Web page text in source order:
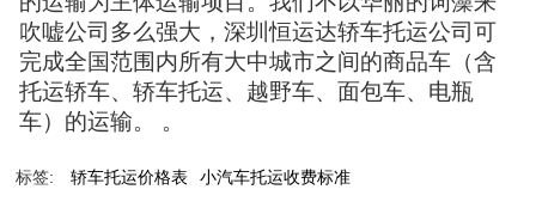
吹嘘公司多么强大，深圳恒运达轿车托运公司可
完成全国范围内所有大中城市之间的商品车（含
托运轿车、轿车托运、越野车、面包车、电瓶
车）的运输。 。
标签: 轿车托运价格表 小汽车托运收费标准